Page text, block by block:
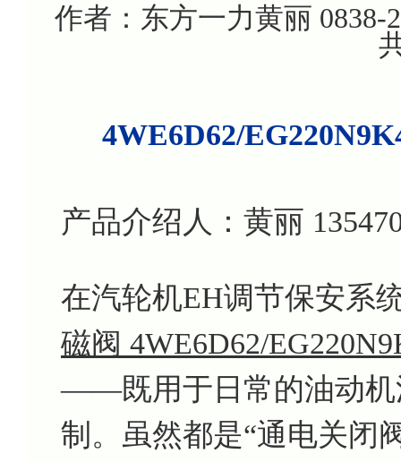
作者：东方一力黄丽
4WE6D62/
产品介绍人：黄丽
在汽轮机EH调节保安系
磁阀 4WE6D62/
——既用于日常的油动机
制。虽然都是“通电关闭